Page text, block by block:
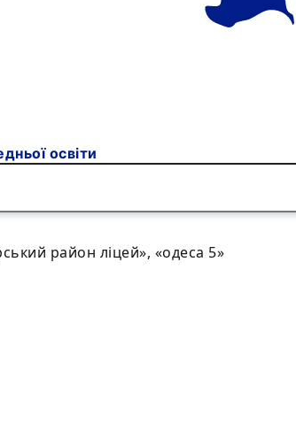
освіти
район ліцей», «одеса 5»